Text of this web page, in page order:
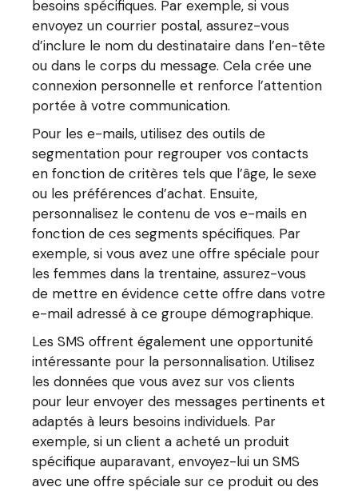
besoins spécifiques. Par exemple, si vous
envoyez un courrier postal, assurez-vous
d’inclure le nom du destinataire dans l’en-tête
ou dans le corps du message. Cela crée une
connexion personnelle et renforce l’attention
portée à votre communication.
Pour les e-mails, utilisez des outils de
segmentation pour regrouper vos contacts
en fonction de critères tels que l’âge, le sexe
ou les préférences d’achat. Ensuite,
personnalisez le contenu de vos e-mails en
fonction de ces segments spécifiques. Par
exemple, si vous avez une offre spéciale pour
les femmes dans la trentaine, assurez-vous
de mettre en évidence cette offre dans votre
e-mail adressé à ce groupe démographique.
Les SMS offrent également une opportunité
intéressante pour la personnalisation. Utilisez
les données que vous avez sur vos clients
pour leur envoyer des messages pertinents et
adaptés à leurs besoins individuels. Par
exemple, si un client a acheté un produit
spécifique auparavant, envoyez-lui un SMS
avec une offre spéciale sur ce produit ou des